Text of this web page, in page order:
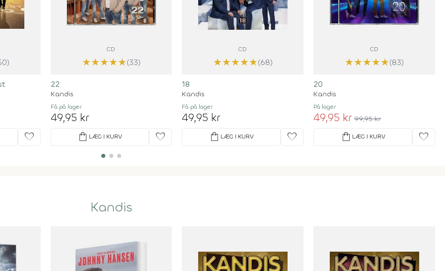
favorite
CD
★★★★★(33)
22
Kandis
Få på lager
49,95 kr
shopping_bag LÆG I KURV favorite
CD
★★★★★(68)
18
Kandis
Få på lager
49,95 kr
shopping_bag LÆG I KURV favorite
CD
★★★★★(83)
20
Kandis
På lager
49,95 kr 99,95 kr
shopping_bag LÆG I KURV favorite
Kandis